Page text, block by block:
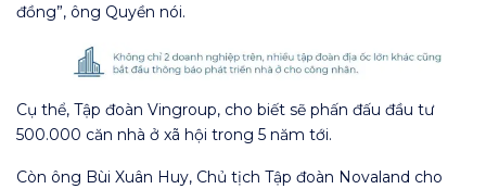
đồng”, ông Quyền nói.
Cụ thể, Tập đoàn Vingroup, cho biết sẽ phấn đấu đầu tư
500.000 căn nhà ở xã hội trong 5 năm tới.
Còn ông Bùi Xuân Huy, Chủ tịch Tập đoàn Novaland cho